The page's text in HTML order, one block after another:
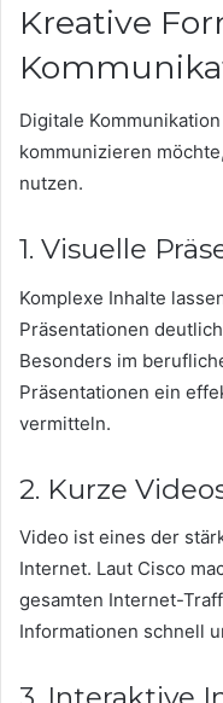
Kreative
Digitale
kommunizieren
nutzen.
1. Visuelle
Komplexe Inhalte
Präsentationen
Besonders im
Präsentationen ein
vermitteln.
2. Kurze
Video ist eines der
Internet. Laut Cisco
gesamten Internet-
Informationen schnell